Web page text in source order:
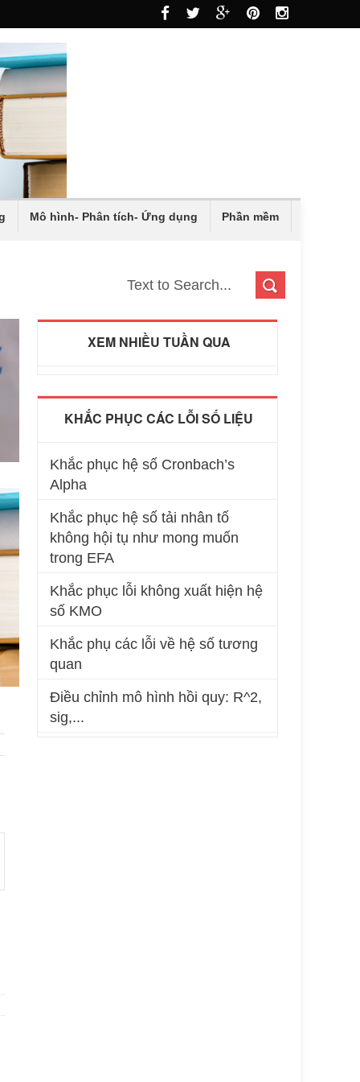
Mô hình- Phân tích- Ứng dụng Phần mềm
XEM NHIỀU TUẦN QUA
KHẮC PHỤC CÁC LỖI SỐ LIỆU
Khắc phục hệ số Cronbach’s
Alpha
Khắc phục hệ số tải nhân tố
không hội tụ như mong muốn
trong EFA
Khắc phục lỗi không xuất hiện hệ
số KMO
Khắc phụ các lỗi về hệ số tương
quan
Điều chỉnh mô hình hồi quy: R^2,
sig,...